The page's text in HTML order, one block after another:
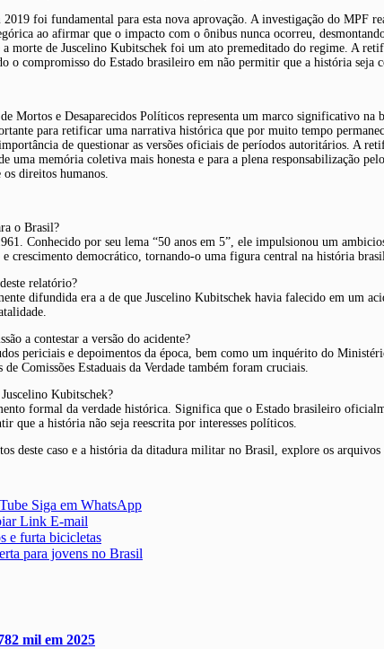
foi fundamental para esta nova aprovação. A investigação do MPF
ao afirmar que o impacto com o ônibus nunca ocorreu,
morte de Juscelino Kubitschek foi um ato premeditado do regime. A
o compromisso do Estado brasileiro em não permitir que a história seja
Mortos e Desaparecidos Políticos representa um marco significativo
para retificar uma narrativa histórica que por muito tempo
de questionar as versões oficiais de períodos autoritários. A
uma memória coletiva mais honesta e para a plena responsabilização
direitos humanos.
o Brasil?
Conhecido por seu lema “50 anos em 5”, ele impulsionou um
crescimento democrático, tornando-o uma figura central na história
relatório?
difundida era a de que Juscelino Kubitschek havia falecido em um
a contestar a versão do acidente?
periciais e depoimentos da época, bem como um inquérito do
Comissões Estaduais da Verdade também foram cruciais.
Kubitschek?
formal da verdade histórica. Significa que o Estado brasileiro
que a história não seja reescrita por interesses políticos.
deste caso e a história da ditadura militar no Brasil, explore os
Siga em WhatsApp
Link E-mail
e furta bicicletas
para jovens no Brasil
mil em 2025